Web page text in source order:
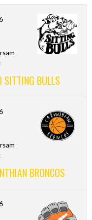
SITTING BULLS
BRONCOS